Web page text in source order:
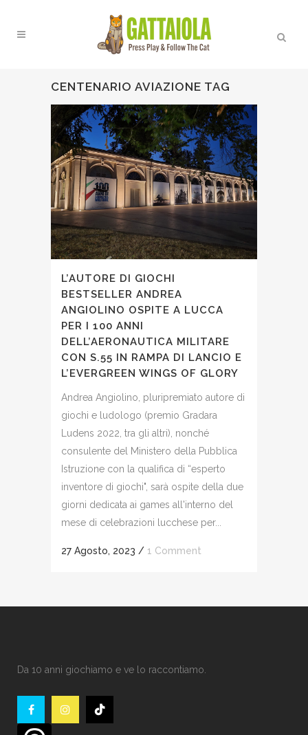
CENTENARIO AVIAZIONE TAG
L’AUTORE DI GIOCHI
BESTSELLER ANDREA
ANGIOLINO OSPITE A LUCCA
PER I 100 ANNI
DELL’AERONAUTICA MILITARE
CON S.55 IN RAMPA DI LANCIO E
L’EVERGREEN WINGS OF GLORY
Andrea Angiolino, pluripremiato autore di
giochi e ludologo (premio Gradara
Ludens 2022, tra gli altri), nonché
consulente del Ministero della Pubblica
Istruzione con la qualifica di “esperto
inventore di giochi", sarà ospite della due
giorni dedicata ai games all'interno del
mese di celebrazioni lucchese per...
27 Agosto, 2023 / 1 Comment
Da 10 anni giochiamo e ve lo raccontiamo.